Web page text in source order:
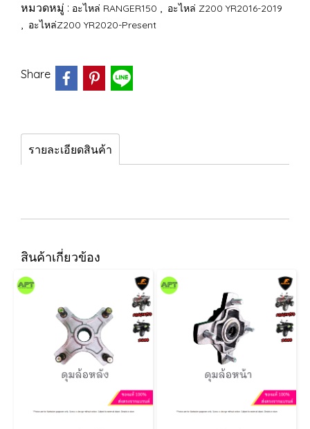
หมวดหมู่ : อะไหล่ RANGER150 , อะไหล่ Z200 YR2016-2019
, อะไหล่Z200 YR2020-Present
Share
รายละเอียดสินค้า
สินค้าเกี่ยวข้อง